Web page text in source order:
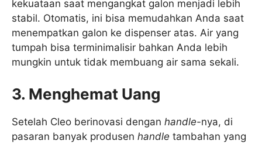
kekuataan saat mengangkat galon menjadi lebih
stabil. Otomatis, ini bisa memudahkan Anda saat
menempatkan galon ke dispenser atas. Air yang
tumpah bisa terminimalisir bahkan Anda lebih
mungkin untuk tidak membuang air sama sekali.
3. Menghemat Uang
Setelah Cleo berinovasi dengan handle-nya, di
pasaran banyak produsen handle tambahan yang